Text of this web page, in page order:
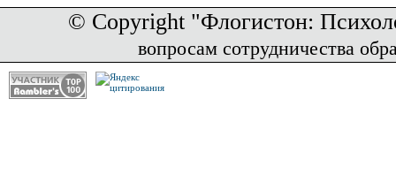
© Copyright "Флогистон:
вопросам сотрудничества